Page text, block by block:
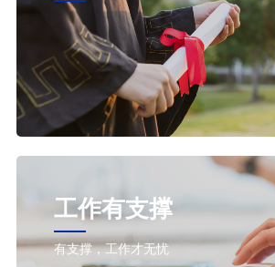
工作有支撑
有支撑，工作才无忧